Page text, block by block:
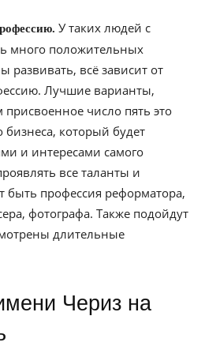
У таких людей с
много положительных
развивать, всё зависит от
Лучшие варианты,
число пять это
бизнеса, который будет
и интересами самого
все таланты и
быть профессия реформатора,
фотографа. Также подойдут
длительные